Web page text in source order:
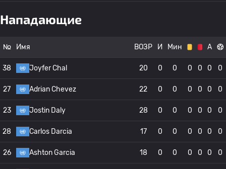
Нападающие
№ Имя ВОЗР И Мин А
38 Joyfer Chal 20 0 0 0 0 0 0
27 Adrian Chevez 22 0 0 0 0 0 0
23 Jostin Daly 28 0 0 0 0 0 0
28 Carlos Darcia 17 0 0 0 0 0 0
26 Ashton Garcia 18 0 0 0 0 0 0